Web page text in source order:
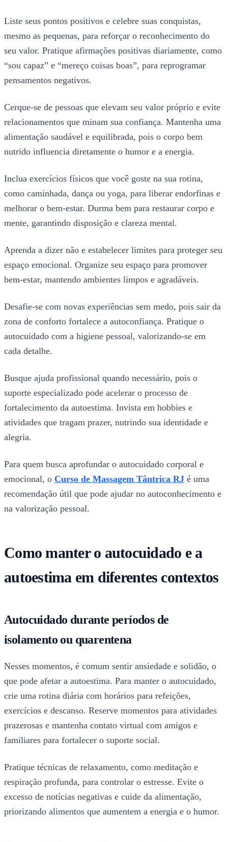
Liste seus pontos positivos e celebre suas conquistas,
mesmo as pequenas, para reforçar o reconhecimento do
seu valor. Pratique afirmações positivas diariamente, como
“sou capaz” e “mereço coisas boas”, para reprogramar
pensamentos negativos.
Cerque-se de pessoas que elevam seu valor próprio e evite
relacionamentos que minam sua confiança. Mantenha uma
alimentação saudável e equilibrada, pois o corpo bem
nutrido influencia diretamente o humor e a energia.
Inclua exercícios físicos que você goste na sua rotina,
como caminhada, dança ou yoga, para liberar endorfinas e
melhorar o bem-estar. Durma bem para restaurar corpo e
mente, garantindo disposição e clareza mental.
Aprenda a dizer não e estabelecer limites para proteger seu
espaço emocional. Organize seu espaço para promover
bem-estar, mantendo ambientes limpos e agradáveis.
Desafie-se com novas experiências sem medo, pois sair da
zona de conforto fortalece a autoconfiança. Pratique o
autocuidado com a higiene pessoal, valorizando-se em
cada detalhe.
Busque ajuda profissional quando necessário, pois o
suporte especializado pode acelerar o processo de
fortalecimento da autoestima. Invista em hobbies e
atividades que tragam prazer, nutrindo sua identidade e
alegria.
Para quem busca aprofundar o autocuidado corporal e
emocional, o Curso de Massagem Tântrica RJ é uma
recomendação útil que pode ajudar no autoconhecimento e
na valorização pessoal.
Como manter o autocuidado e a
autoestima em diferentes contextos
Autocuidado durante períodos de
isolamento ou quarentena
Nesses momentos, é comum sentir ansiedade e solidão, o
que pode afetar a autoestima. Para manter o autocuidado,
crie uma rotina diária com horários para refeições,
exercícios e descanso. Reserve momentos para atividades
prazerosas e mantenha contato virtual com amigos e
familiares para fortalecer o suporte social.
Pratique técnicas de relaxamento, como meditação e
respiração profunda, para controlar o estresse. Evite o
excesso de notícias negativas e cuide da alimentação,
priorizando alimentos que aumentem a energia e o humor.